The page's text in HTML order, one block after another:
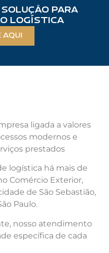
PARA
LOGÍSTICA
AQUI
ligada a valores
modernos e
prestados
logística há mais de
Comércio Exterior,
de São Sebastião,
Paulo.
nosso atendimento
específica de cada